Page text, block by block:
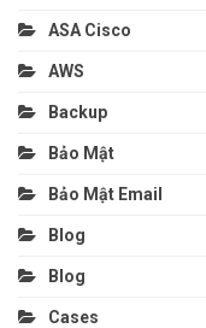
ASA Cisco
AWS
Backup
Bảo Mật
Bảo Mật Email
Blog
Blog
Cases